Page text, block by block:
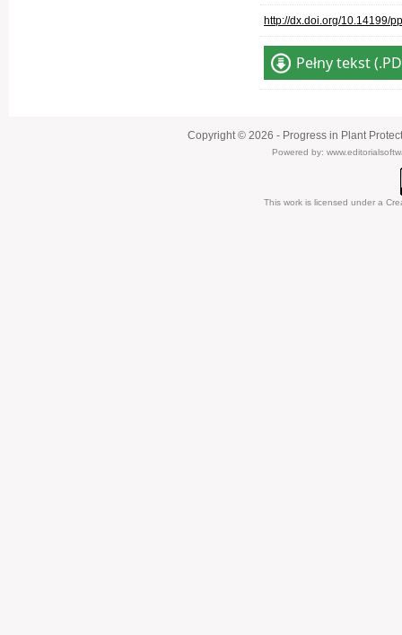
http://dx.doi.org/10.14199/
Pełny tekst
Copyright © 2026 - Progress in Plant
Powered by:
This work is licensed under a